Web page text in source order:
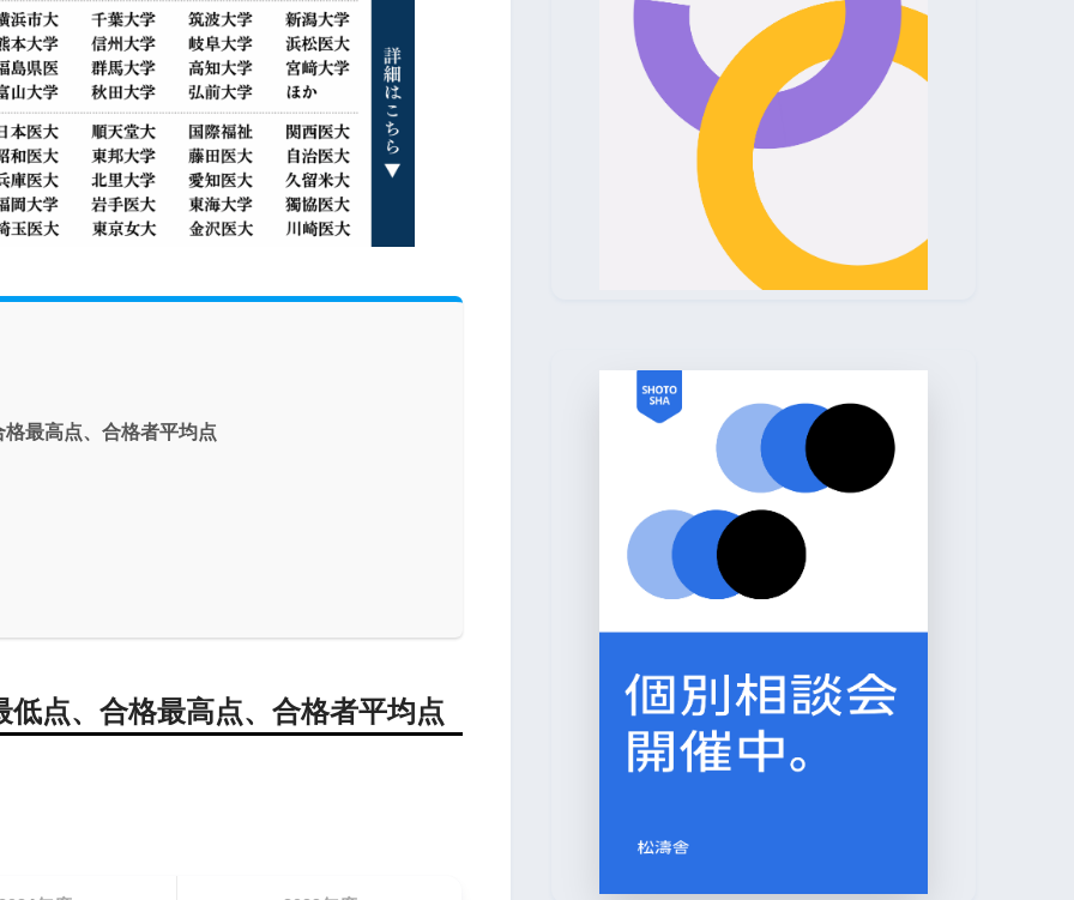
最高点、合格者平均点
点、合格最高点、合格者平均点